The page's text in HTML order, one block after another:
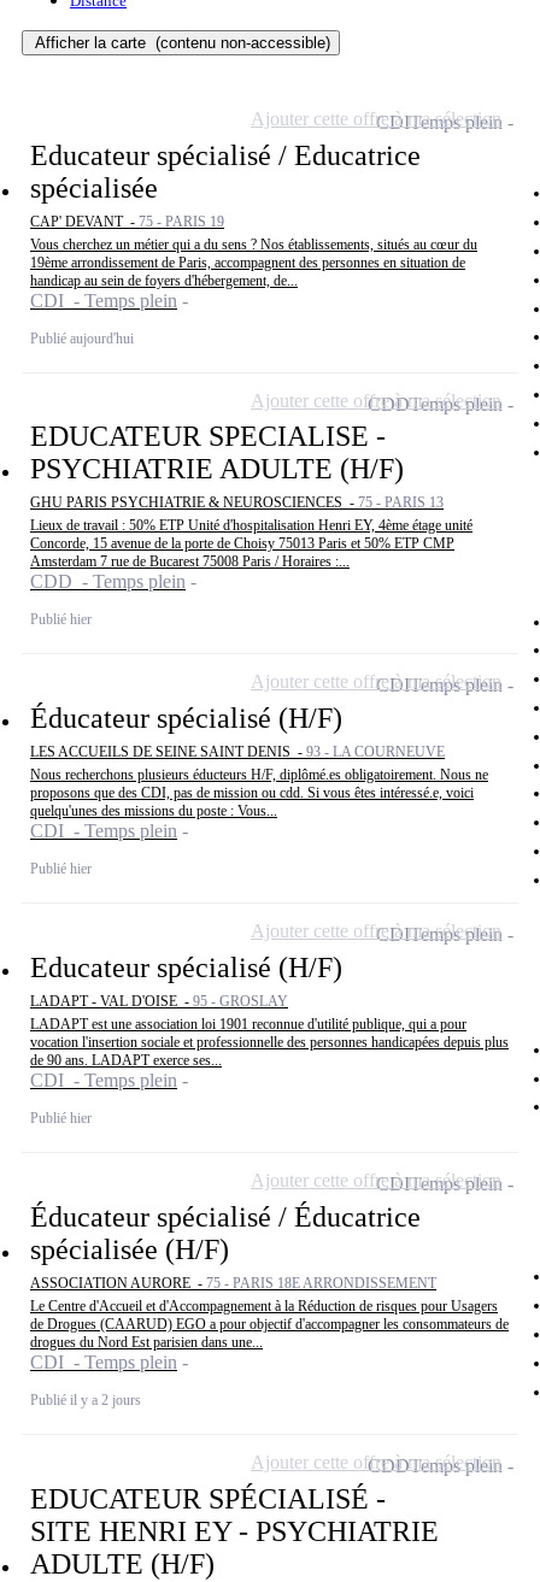
Afficher la carte (contenu non-accessible)
Educateur spécialisé / Educatrice
spécialisée
CAP' DEVANT - 75 - PARIS 19
Vous cherchez un métier qui a du sens ? Nos établissements, situés au cœur du
19ème arrondissement de Paris, accompagnent des personnes en situation de
handicap au sein de foyers d'hébergement, de...
CDI - Temps plein
Publié aujourd'hui
CDITemps plein
Ajouter cette offre à ma sélection
EDUCATEUR SPECIALISE -
PSYCHIATRIE ADULTE (H/F)
GHU PARIS PSYCHIATRIE & NEUROSCIENCES - 75 - PARIS 13
Lieux de travail : 50% ETP Unité d'hospitalisation Henri EY, 4ème étage unité
Concorde, 15 avenue de la porte de Choisy 75013 Paris et 50% ETP CMP
Amsterdam 7 rue de Bucarest 75008 Paris / Horaires :...
CDD - Temps plein
Publié hier
CDDTemps plein
Ajouter cette offre à ma sélection
Éducateur spécialisé (H/F)
LES ACCUEILS DE SEINE SAINT DENIS - 93 - LA COURNEUVE
Nous recherchons plusieurs éducteurs H/F, diplômé.es obligatoirement. Nous ne
proposons que des CDI, pas de mission ou cdd. Si vous êtes intéressé.e, voici
quelqu'unes des missions du poste : Vous...
CDI - Temps plein
Publié hier
CDITemps plein
Ajouter cette offre à ma sélection
Educateur spécialisé (H/F)
LADAPT - VAL D'OISE - 95 - GROSLAY
LADAPT est une association loi 1901 reconnue d'utilité publique, qui a pour
vocation l'insertion sociale et professionnelle des personnes handicapées depuis plus
de 90 ans. LADAPT exerce ses...
CDI - Temps plein
Publié hier
CDITemps plein
Ajouter cette offre à ma sélection
Éducateur spécialisé / Éducatrice
spécialisée (H/F)
ASSOCIATION AURORE - 75 - PARIS 18E ARRONDISSEMENT
Le Centre d'Accueil et d'Accompagnement à la Réduction de risques pour Usagers
de Drogues (CAARUD) EGO a pour objectif d'accompagner les consommateurs de
drogues du Nord Est parisien dans une...
CDI - Temps plein
Publié il y a 2 jours
CDITemps plein
Ajouter cette offre à ma sélection
EDUCATEUR SPÉCIALISÉ -
SITE HENRI EY - PSYCHIATRIE
ADULTE (H/F)
CDDTemps plein
Ajouter cette offre à ma sélection